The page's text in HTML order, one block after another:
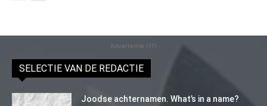
Advertentie (11)
SELECTIE VAN DE REDACTIE
Joodse achternamen. What’s in a name?